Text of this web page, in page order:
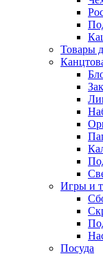
Товары
Игры и
Посуда